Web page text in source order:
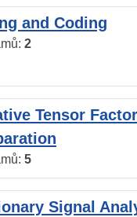
and Coding
2
Tensor
5
Signal